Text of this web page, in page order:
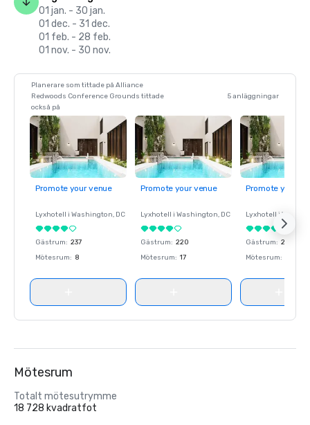
01 jan. - 30 jan.
01 dec. - 31 dec.
01 feb. - 28 feb.
01 nov. - 30 nov.
Planerare som tittade på Alliance
Redwoods Conference Grounds tittade
också på
5 anläggningar
Promote your venue
Lyxhotell i Washington, DC
Gästrum: 237
Mötesrum: 8
Promote your venue
Lyxhotell i Washington, DC
Gästrum: 220
Mötesrum: 17
Promote your
Lyxhotell i
Gästrum: 237
Mötesrum:
Mötesrum
Totalt mötesutrymme
18 728 kvadratfot